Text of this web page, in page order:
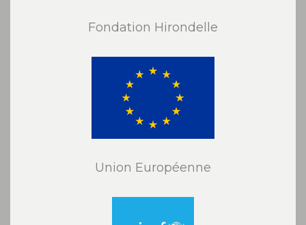
Fondation Hirondelle
Union Européenne